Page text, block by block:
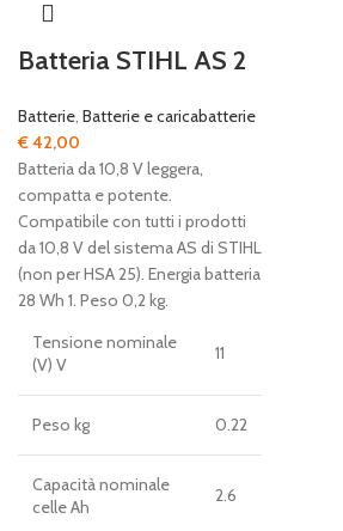
Batteria STIHL AS 2
Batterie, Batterie e caricabatterie
€42,00
Batteria da 10,8 V leggera,
compatta e potente.
Compatibile con tutti i prodotti
da 10,8 V del sistema AS di STIHL
(non per HSA 25). Energia batteria
28 Wh 1. Peso 0,2 kg.
Tensione nominale
(V) V
11
Peso kg 0.22
Capacità nominale
celle Ah
2.6